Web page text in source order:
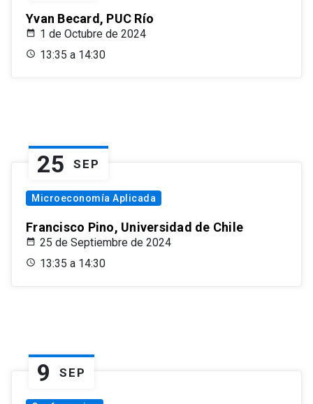
Yvan Becard, PUC Río
1 de Octubre de 2024
13:35 a 14:30
25 SEP
Microeconomía Aplicada
Francisco Pino, Universidad de Chile
25 de Septiembre de 2024
13:35 a 14:30
9 SEP